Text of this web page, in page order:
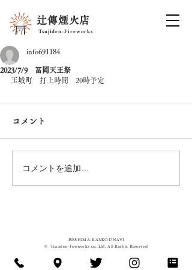
Tsujiden-Fireworks
辻傳煙火店
2023/7/9 冨岡天王祭
info691184
玉城町　打上時間　20時予定
コメント
コメントを追加…
ISESHIMA-KANKOU NAVI
©
Tsujiden-Fireworks co.,Ltd. All Rights Reserved